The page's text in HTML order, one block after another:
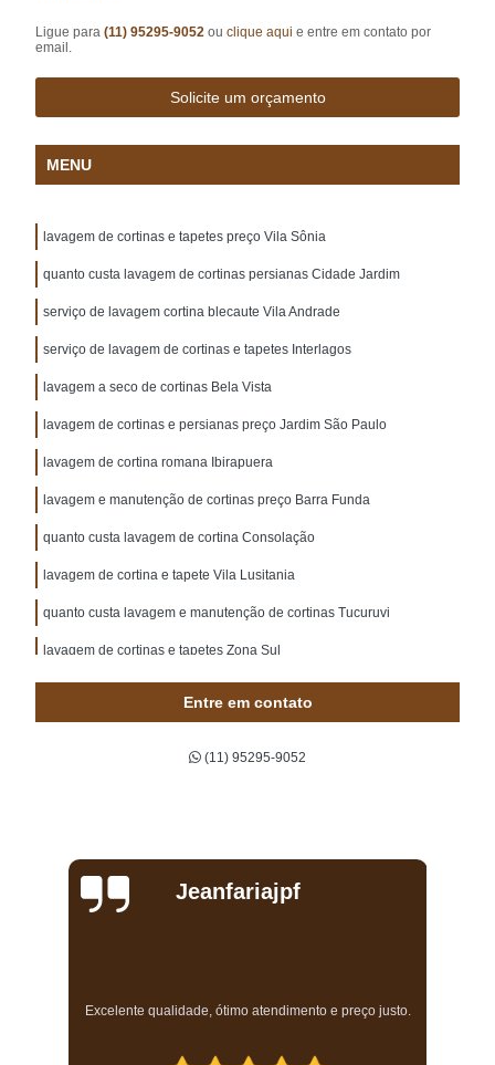
Ligue para(11) 95295-9052ouclique aqui e entre em contato por
email.
Solicite um orçamento
MENU
lavagem de cortinas e tapetes preço Vila Sônia
quanto custa lavagem de cortinas persianas Cidade Jardim
serviço de lavagem cortina blecaute Vila Andrade
serviço de lavagem de cortinas e tapetes Interlagos
lavagem a seco de cortinas Bela Vista
lavagem de cortinas e persianas preço Jardim São Paulo
lavagem de cortina romana Ibirapuera
lavagem e manutenção de cortinas preço Barra Funda
quanto custa lavagem de cortina Consolação
lavagem de cortina e tapete Vila Lusitania
quanto custa lavagem e manutenção de cortinas Tucuruvi
lavagem de cortinas e tapetes Zona Sul
serviço de lavagem de cortinas a seco Osasco
serviço de lavagem de cortinas e persianas Bela Cintra
lavagem de cortinas persianas Jaguaré
lavagem a seco de cortina Jardim Paulista
lavagem de cortina de rolo Praça da Arvore
Entre em contato
(11) 95295-9052
Jeanfariajpf
Excelente qualidade, ótimo atendimento e preço justo.